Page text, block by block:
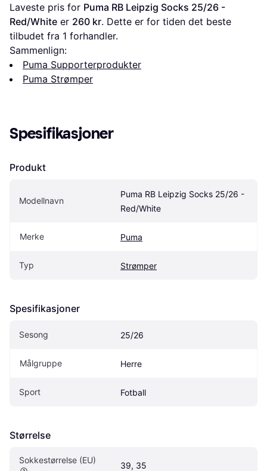
Laveste pris for Puma RB Leipzig Socks 25/26 -
Red/White er 260 kr. Dette er for tiden det beste
tilbudet fra 1 forhandler.
Sammenlign:
Puma Supporterprodukter
Puma Strømper
Spesifikasjoner
Produkt
Modellnavn
Puma RB Leipzig Socks 25/26 -
Red/White
Merke Puma
Typ Strømper
Spesifikasjoner
Sesong 25/26
Målgruppe Herre
Sport Fotball
Størrelse
Sokkestørrelse (EU)
39, 35